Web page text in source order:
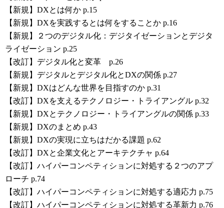
【新規】DXとは何か p.15
【新規】DXを実践するとは何をすることか p.16
【新規】２つのデジタル化：デジタイゼーションとデジタ
ライゼーション p.25
【改訂】デジタル化と変革 p.26
【新規】デジタルとデジタル化とDXの関係 p.27
【新規】DXはどんな世界を目指すのか p.31
【改訂】DXを支えるテクノロジー・トライアングル p.32
【新規】DXとテクノロジー・トライアングルの関係 p.33
【新規】DXのまとめ p.43
【新規】DXの実現に立ちはだかる課題 p.62
【改訂】DXと企業文化とアーキテクチャ p.64
【改訂】ハイパーコンペティションに対処する２つのアプ
ローチ p.74
【改訂】ハイパーコンペティションに対処する適応力 p.75
【改訂】ハイパーコンペティションに対処する革新力 p.76